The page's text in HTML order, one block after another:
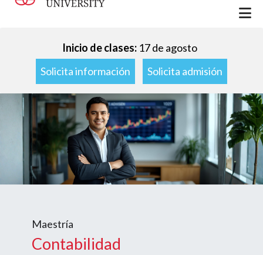
Inicio de clases: 17 de agosto
Solicita información
Solicita admisión
Imagen
Maestría
Contabilidad